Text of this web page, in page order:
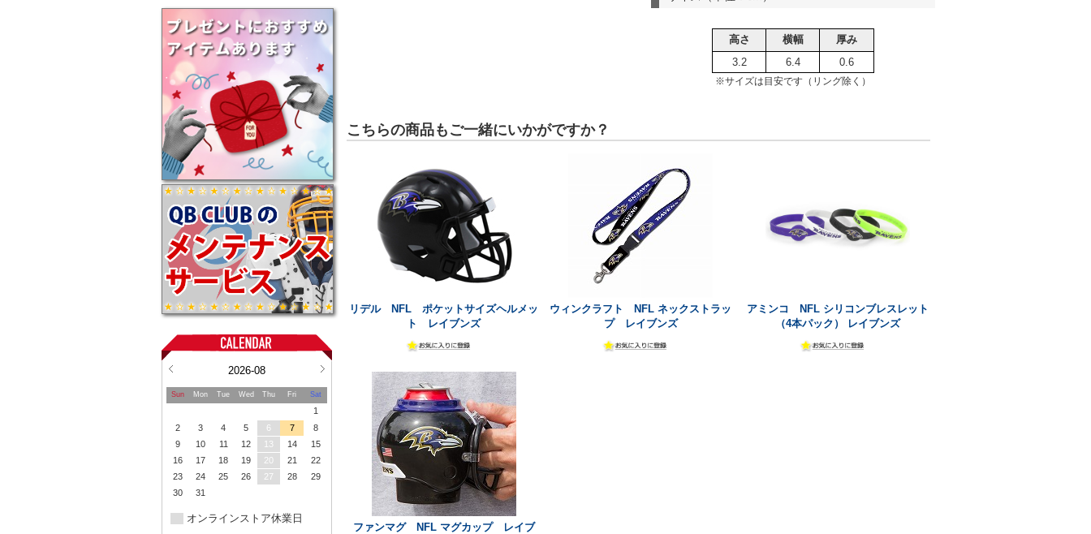
2026-08
Sun Mon Tue Wed Thu Fri Sat
1
2
3 4 5 6 7
8
9
10 11 12 13 14
15
16
17 18 19 20 21
22
23
24 25 26 27 28
29
30
31
オンラインストア休業日
高さ 横幅
厚み
3.2
6.4 0.6
※サイズは目安です（リング除く）
こちらの商品もご一緒にいかがですか？
リデル NFL ポケットサイズヘルメッ
ト レイブンズ
ウィンクラフト NFL ネックストラッ
プ レイブンズ
アミンコ NFL シリコンブレスレット
（4本パック） レイブンズ
ファンマグ NFL マグカップ レイブ